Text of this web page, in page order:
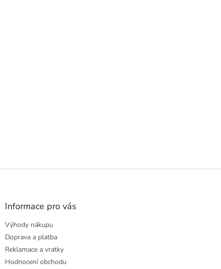
Z
Informace pro vás
Výhody nákupu
Doprava a platba
Reklamace a vratky
Hodnocení obchodu